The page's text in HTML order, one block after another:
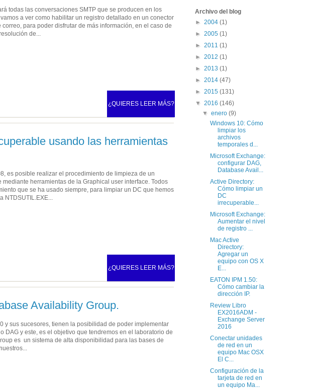
todas las conversaciones SMTP que se producen en los
a ver como habilitar un registro detallado en un conector
para poder disfrutar de más información, en el caso de
de...
¿QUIERES LEER MÁS?
usando las herramientas
es posible realizar el procedimiento de limpieza de un
herramientas de la Graphical user interface. Todos
que se ha usado siempre, para limpiar un DC que hemos
¿QUIERES LEER MÁS?
Availability Group.
y sus sucesores, tienen la posibilidad de poder implementar
DAG y este, es el objetivo que tendremos en el laboratorio de
es un sistema de alta disponibilidad para las bases de
Archivo del blog
► 2004 (1)
► 2005 (1)
► 2011 (1)
► 2012 (1)
► 2013 (1)
► 2014 (47)
► 2015 (131)
▼ 2016 (146)
▼enero(9)
Windows 10: Cómo
limpiar los
archivos
temporales d...
Microsoft Exchange:
configurar DAG,
Database Avail...
Active Directory:
Cómo limpiar un
DC
irrecuperable...
Microsoft Exchange:
Aumentar el nivel
de registro ...
Mac Active
Directory:
Agregar un
equipo con OS X
E...
EATON IPM 1.50:
Cómo cambiar la
dirección IP.
Review Libro
EX2016ADM -
Exchange Server
2016
Conectar unidades
de red en un
equipo Mac OSX
El C...
Configuración de la
tarjeta de red en
un equipo Ma...